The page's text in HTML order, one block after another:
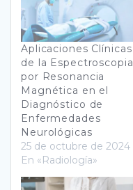
Aplicaciones Clínicas
de la Espectroscopia
por Resonancia
Magnética en el
Diagnóstico de
Enfermedades
Neurológicas
25 de octubre de 2024
En «Radiología»